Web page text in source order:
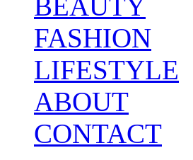
FASHION
LIFESTYLE
ABOUT
CONTACT